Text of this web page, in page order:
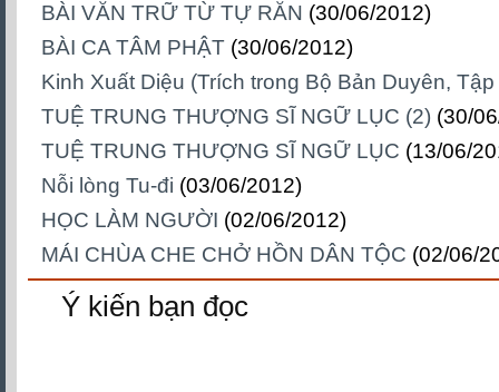
BÀI VĂN TRỮ TỪ TỰ RĂN (30/06/2012)
BÀI CA TÂM PHẬT (30/06/2012)
Kinh Xuất Diệu (Trích trong Bộ Bản Duyên, Tập
TUỆ TRUNG THƯỢNG SĨ NGỮ LỤC (2) (30/
TUỆ TRUNG THƯỢNG SĨ NGỮ LỤC (13/06/
Nỗi lòng Tu-đi (03/06/2012)
HỌC LÀM NGƯỜI (02/06/2012)
MÁI CHÙA CHE CHỞ HỒN DÂN TỘC (02/06/
Ý kiến bạn đọc